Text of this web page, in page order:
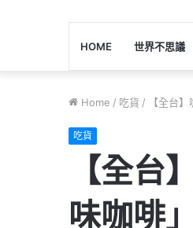
HOME 世界不思議
Home / 吃貨 / 【全台
吃貨
【全
味咖啡